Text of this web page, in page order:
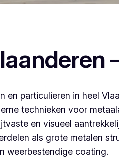
en particulieren in heel
technieken voor
en visueel
als grote metalen
weerbestendige coating.